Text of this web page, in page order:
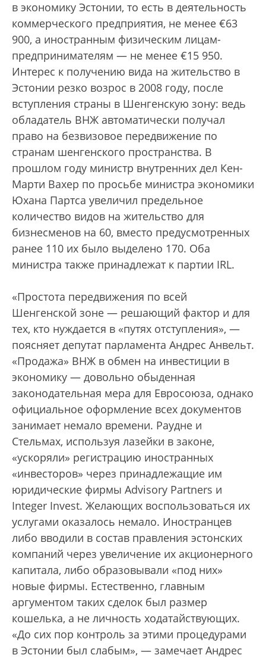
в экономику Эстонии, то есть в деятельность
коммерческого предприятия, не менее €63
900, а иностранным физическим лицам-
предпринимателям — не менее €15 950.
Интерес к получению вида на жительство в
Эстонии резко возрос в 2008 году, после
вступления страны в Шенгенскую зону: ведь
обладатель ВНЖ автоматически получал
право на безвизовое передвижение по
странам шенгенского пространства. В
прошлом году министр внутренних дел Кен-
Марти Вахер по просьбе министра экономики
Юхана Партса увеличил предельное
количество видов на жительство для
бизнесменов на 60, вместо предусмотренных
ранее 110 их было выделено 170. Оба
министра также принадлежат к партии IRL.
«Простота передвижения по всей
Шенгенской зоне — решающий фактор и для
тех, кто нуждается в «путях отступления», —
поясняет депутат парламента Андрес Анвельт.
«Продажа» ВНЖ в обмен на инвестиции в
экономику — довольно обыденная
законодательная мера для Евросоюза, однако
официальное оформление всех документов
занимает немало времени. Раудне и
Стельмах, используя лазейки в законе,
«ускоряли» регистрацию иностранных
«инвесторов» через принадлежащие им
юридические фирмы Advisory Partners и
Integer Invest. Желающих воспользоваться их
услугами оказалось немало. Иностранцев
либо вводили в состав правления эстонских
компаний через увеличение их акционерного
капитала, либо образовывали «под них»
новые фирмы. Естественно, главным
аргументом таких сделок был размер
кошелька, а не личность ходатайствующих.
«До сих пор контроль за этими процедурами
в Эстонии был слабым», — замечает Андрес